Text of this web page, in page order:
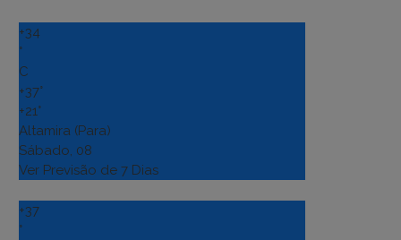
+34
°
C
+37°
+21°
Altamira (Para)
Sábado, 08
Ver Previsão de 7 Dias
+37
°